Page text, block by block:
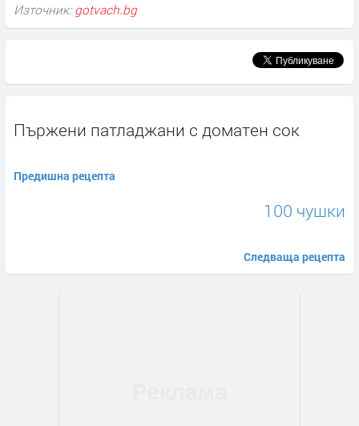
Източник: gotvach.bg
Пържени патладжани с доматен сок
Предишна рецепта
100 чушки
Следваща рецепта